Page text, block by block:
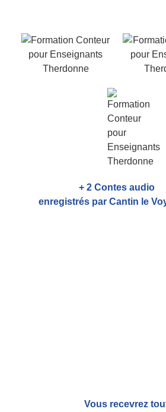
+ 2 Contes audio
enregistrés par Cantin le
Vous recevrez